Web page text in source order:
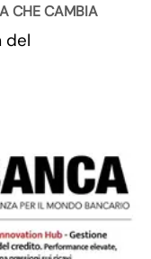
CHE CAMBIA
del